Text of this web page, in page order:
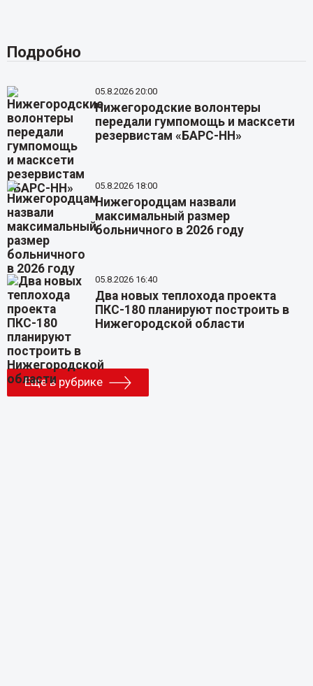
Подробно
05.8.2026 20:00
Нижегородские волонтеры
передали гумпомощь и масксети
резервистам «БАРС-НН»
05.8.2026 18:00
Нижегородцам назвали
максимальный размер
больничного в 2026 году
05.8.2026 16:40
Два новых теплохода проекта
ПКС-180 планируют построить в
Нижегородской области
Еще в рубрике